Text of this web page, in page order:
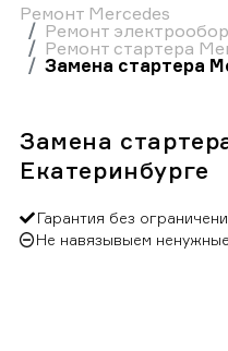
Ремонт Mercedes
Ремонт
Ремонт стартера
Замена стартера
Замена
Екатеринбурге
Гарантия без
Не навязывыем